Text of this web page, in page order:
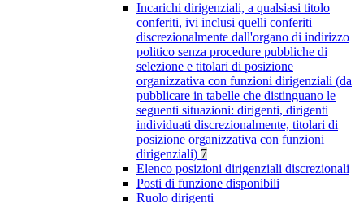
Incarichi dirigenziali, a qualsiasi titolo
conferiti, ivi inclusi quelli conferiti
discrezionalmente dall'organo di indirizzo
politico senza procedure pubbliche di
selezione e titolari di posizione
organizzativa con funzioni dirigenziali (da
pubblicare in tabelle che distinguano le
seguenti situazioni: dirigenti, dirigenti
individuati discrezionalmente, titolari di
posizione organizzativa con funzioni
dirigenziali) 7
Elenco posizioni dirigenziali discrezionali
Posti di funzione disponibili
Ruolo dirigenti